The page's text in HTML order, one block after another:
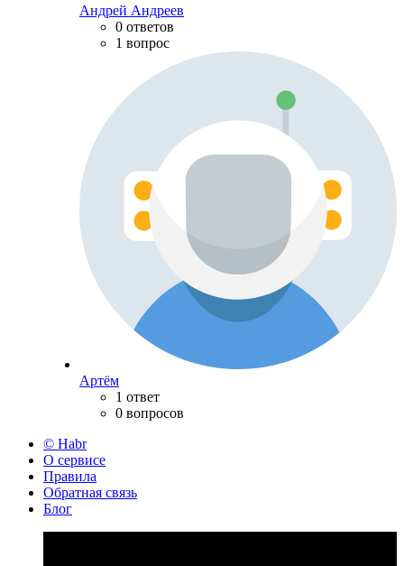
Андрей Андреев
0 ответов
1 вопрос
Артём
1 ответ
0 вопросов
© Habr
О сервисе
Правила
Обратная связь
Блог